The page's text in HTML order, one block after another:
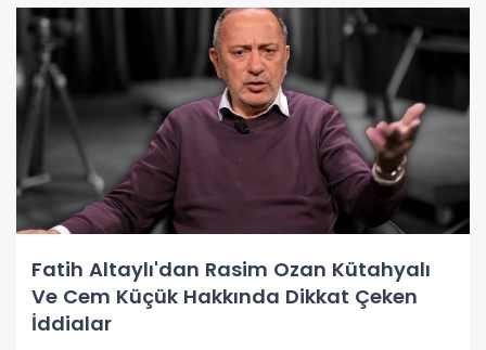
Fatih Altaylı'dan Rasim Ozan Kütahyalı
Ve Cem Küçük Hakkında Dikkat Çeken
İddialar